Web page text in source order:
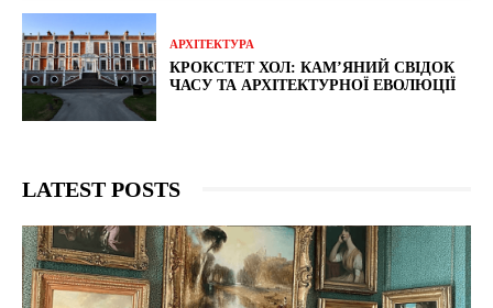
АРХІТЕКТУРА
КРОКСТЕТ ХОЛ: КАМ’ЯНИЙ СВІДОК
ЧАСУ ТА АРХІТЕКТУРНОЇ ЕВОЛЮЦІЇ
LATEST POSTS